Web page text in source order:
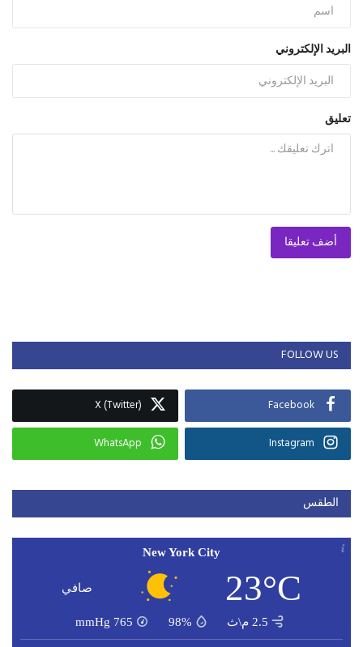
البريد الإلكتروني
تعليق
أضف تعليقا
FOLLOW US
Facebook
X (Twitter)
Instagram
WhatsApp
الطقس
New York City
23°C صافي
2.5 م\ث 98%
765
mmHg